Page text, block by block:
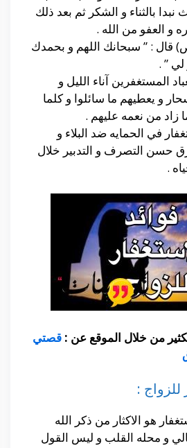
نبدا بالثناء و الشكر ثم بعد ذلك
و العفو من الله .
قال : ” سبحانك اللهم و بحمدك
لي ” .
المستغفرين آناء الليل و
و يعطيهم ما سائلوا و كلما
زاد من نعمه عليهم .
في الحمايه ضد البلاء و
حسن التصرف و التدبير خلال
.
من خلال الموقع عن : قصتي
للزواج :
هو الاكثار من ذكر الله
و محله القلب و ليس القول